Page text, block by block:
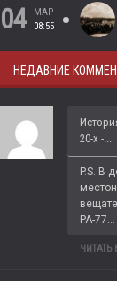
04
МАР
08:55
НЕДАВНИЕ
20-х -...
P.S. В
РА-77...
ЧИТАТЬ